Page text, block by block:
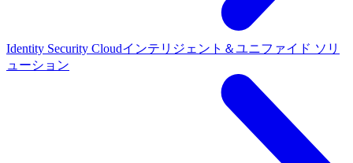
Identity Security Cloudインテリジェント＆ユニファイド ソリ
ューション